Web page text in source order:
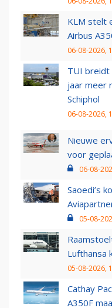
KLM stelt
Airbus
06-08-2026,
TUI breidt
jaar meer
Schiphol
06-08-2026,
Nieuwe
voor
06-08-
Saoedi’s
05-08-
Lufthansa
05-08-2026,
Cathay
A350F